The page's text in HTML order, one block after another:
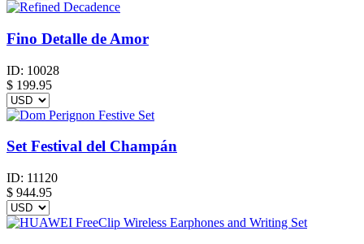
Fino Detalle de Amor
ID: 10028
$ 199.95
Set Festival del Champán
ID: 11120
$ 944.95